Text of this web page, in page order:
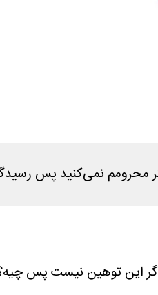
محرومم نمی‌کنید پس
این توهین نیست پس